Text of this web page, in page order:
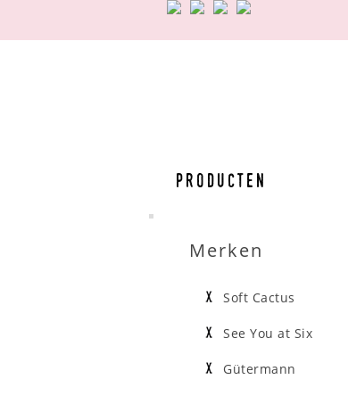
Producten
Merken
Soft Cactus
See You at Six
Gütermann